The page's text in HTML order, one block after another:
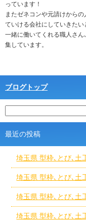
っています！
またゼネコンや元請けから
ていける会社にしていきたい
一緒に働いてくれる職人さ
集しています。
ブログトップ
最近の投稿
埼玉県 型枠､とび､土
埼玉県 型枠､とび､土
埼玉県 型枠､とび､土
埼玉県 型枠､とび､土